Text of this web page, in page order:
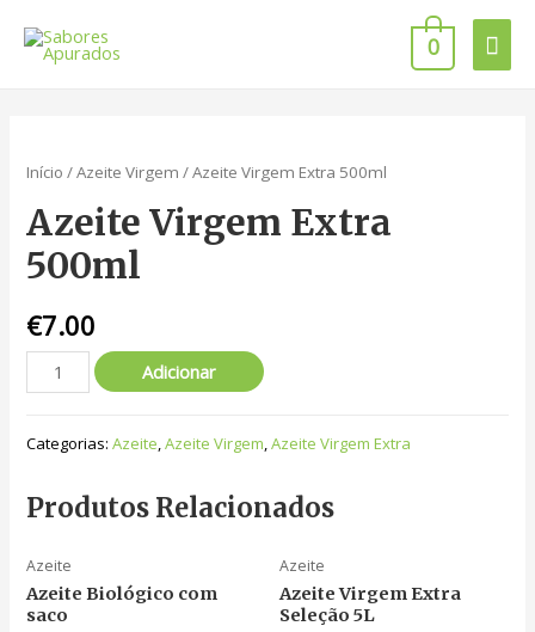
0
Início /Azeite Virgem / Azeite Virgem Extra 500ml
Azeite Virgem Extra
500ml
€7.00
Adicionar
Categorias:Azeite,Azeite Virgem,Azeite Virgem Extra
Produtos Relacionados
Azeite
Azeite Biológico com
saco
Azeite
Azeite Virgem Extra
Seleção 5L